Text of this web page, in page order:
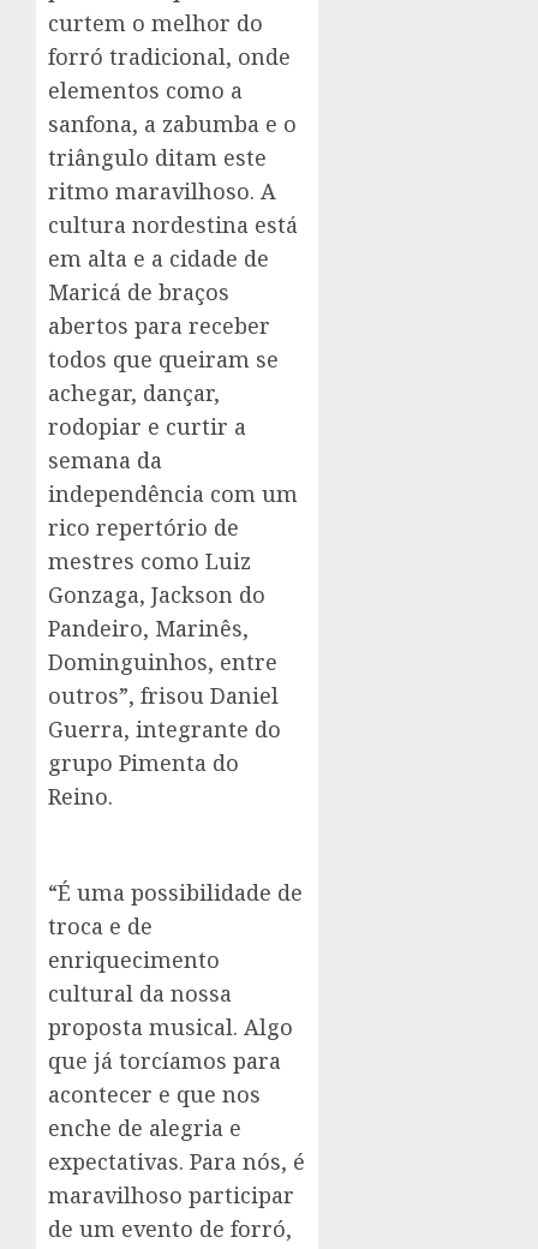
curtem o melhor do
forró tradicional, onde
elementos como a
sanfona, a zabumba e o
triângulo ditam este
ritmo maravilhoso. A
cultura nordestina está
em alta e a cidade de
Maricá de braços
abertos para receber
todos que queiram se
achegar, dançar,
rodopiar e curtir a
semana da
independência com um
rico repertório de
mestres como Luiz
Gonzaga, Jackson do
Pandeiro, Marinês,
Dominguinhos, entre
outros”, frisou Daniel
Guerra, integrante do
grupo Pimenta do
Reino.
“É uma possibilidade de
troca e de
enriquecimento
cultural da nossa
proposta musical. Algo
que já torcíamos para
acontecer e que nos
enche de alegria e
expectativas. Para nós, é
maravilhoso participar
de um evento de forró,